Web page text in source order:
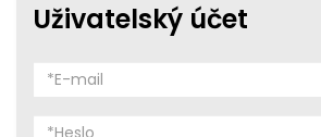
Uživatelský účet